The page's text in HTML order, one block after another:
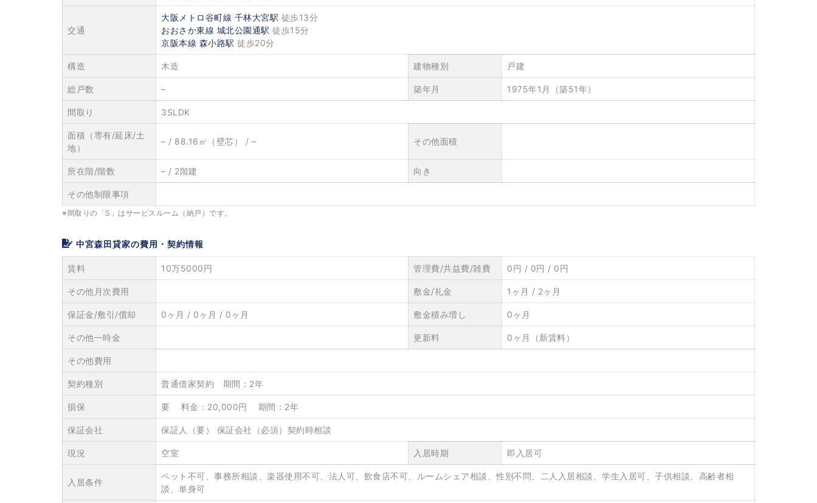
交通
大阪メトロ谷町線 千林大宮駅 徒歩13分
おおさか東線 城北公園通駅 徒歩15分
京阪本線 森小路駅 徒歩20分
構造 木造 建物種別 戸建
総戸数 – 築年月 1975年1月（築51年）
間取り 3SLDK
面積（専有/延床/土
地）
– / 88.16㎡（壁芯） / – その他面積
所在階/階数 – / 2階建 向き
その他制限事項
※間取りの「S」はサービスルーム（納戸）です。
中宮森田貸家の費用・契約情報
賃料 10万5000円 管理費/共益費/雑費 0円 / 0円 / 0円
その他月次費用 敷金/礼金 1ヶ月 / 2ヶ月
保証金/敷引/償却 0ヶ月 / 0ヶ月 / 0ヶ月 敷金積み増し 0ヶ月
その他一時金 更新料 0ヶ月（新賃料）
その他費用
契約種別 普通借家契約 期間：2年
損保 要 料金：20,000円 期間：2年
保証会社 保証人（要） 保証会社（必須）契約時相談
現況 空室 入居時期 即入居可
入居条件
ペット不可、事務所相談、楽器使用不可、法人可、飲食店不可、ルームシェア相談、性別不問、二人入居相談、学生入居可、子供相談、高齢者相
談、単身可